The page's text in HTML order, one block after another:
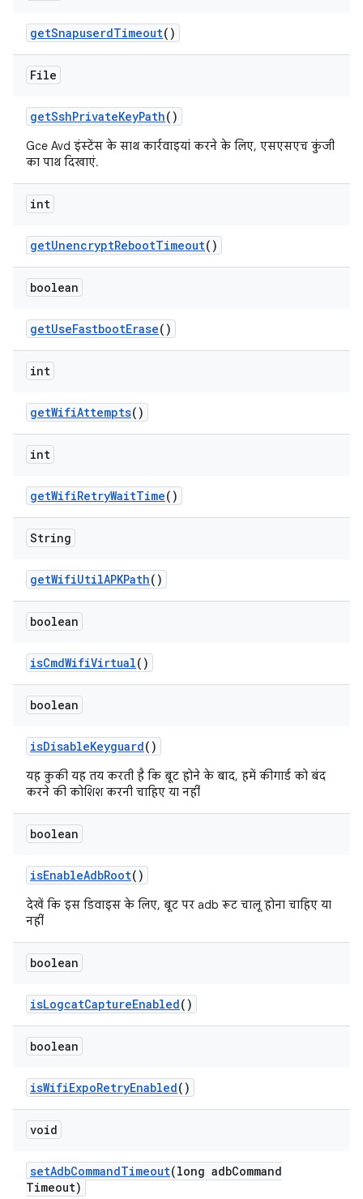
getSnapuserdTimeout()
File
getSshPrivateKeyPath()
Gce Avd इंस्टेंस के साथ कार्रवाइयां करने के लिए, एसएसएच कुंजी
का पाथ दिखाएं.
int
getUnencryptRebootTimeout()
boolean
getUseFastbootErase()
int
getWifiAttempts()
int
getWifiRetryWaitTime()
String
getWifiUtilAPKPath()
boolean
isCmdWifiVirtual()
boolean
isDisableKeyguard()
यह कुकी यह तय करती है कि बूट होने के बाद, हमें कीगार्ड को बंद
करने की कोशिश करनी चाहिए या नहीं
boolean
isEnableAdbRoot()
देखें कि इस डिवाइस के लिए, बूट पर adb रूट चालू होना चाहिए या
नहीं
boolean
isLogcatCaptureEnabled()
boolean
isWifiExpoRetryEnabled()
void
setAdbCommandTimeout(long adbCommand
Timeout)